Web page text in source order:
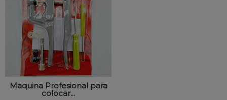
Maquina Profesional para
colocar...